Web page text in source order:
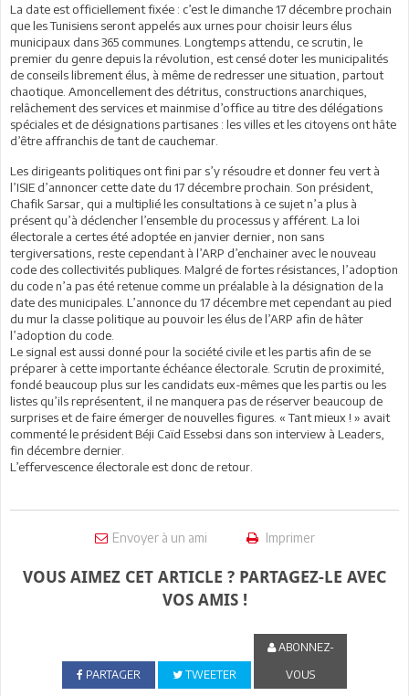
La date est officiellement fixée : c’est le dimanche 17 décembre prochain
que les Tunisiens seront appelés aux urnes pour choisir leurs élus
municipaux dans 365 communes. Longtemps attendu, ce scrutin, le
premier du genre depuis la révolution, est censé doter les municipalités
de conseils librement élus, à même de redresser une situation, partout
chaotique. Amoncellement des détritus, constructions anarchiques,
relâchement des services et mainmise d’office au titre des délégations
spéciales et de désignations partisanes : les villes et les citoyens ont hâte
d’être affranchis de tant de cauchemar.
Les dirigeants politiques ont fini par s’y résoudre et donner feu vert à
l’ISIE d’annoncer cette date du 17 décembre prochain. Son président,
Chafik Sarsar, qui a multiplié les consultations à ce sujet n’a plus à
présent qu’à déclencher l’ensemble du processus y afférent. La loi
électorale a certes été adoptée en janvier dernier, non sans
tergiversations, reste cependant à l’ARP d’enchainer avec le nouveau
code des collectivités publiques. Malgré de fortes résistances, l’adoption
du code n’a pas été retenue comme un préalable à la désignation de la
date des municipales. L’annonce du 17 décembre met cependant au pied
du mur la classe politique au pouvoir les élus de l’ARP afin de hâter
l’adoption du code.
Le signal est aussi donné pour la société civile et les partis afin de se
préparer à cette importante échéance électorale. Scrutin de proximité,
fondé beaucoup plus sur les candidats eux-mêmes que les partis ou les
listes qu’ils représentent, il ne manquera pas de réserver beaucoup de
surprises et de faire émerger de nouvelles figures. « Tant mieux ! » avait
commenté le président Béji Caïd Essebsi dans son interview à Leaders,
fin décembre dernier.
L’effervescence électorale est donc de retour.
Envoyer à un ami Imprimer
VOUS AIMEZ CET ARTICLE ? PARTAGEZ-LE AVEC
VOS AMIS !
PARTAGER TWEETER
ABONNEZ-
VOUS